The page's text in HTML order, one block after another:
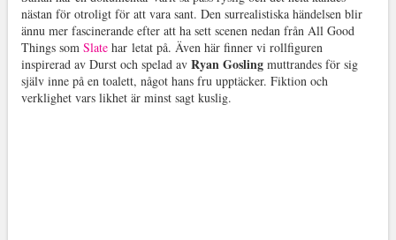
nästan för otroligt för att vara sant. Den surrealistiska händelsen blir
ännu mer fascinerande efter att ha sett scenen nedan från All Good
Things som Slatehar letat på. Även här finner vi rollfiguren
inspirerad av Durst och spelad av Ryan Goslingmuttrandes för sig
själv inne på en toalett, något hans fru upptäcker. Fiktion och
verklighet vars likhet är minst sagt kuslig.